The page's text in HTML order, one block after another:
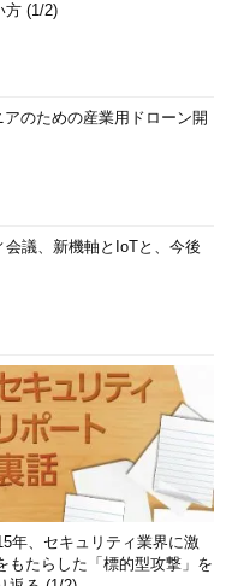
方 (1/2)
のための産業用ドローン開
会議、新機軸とIoTと、今後
年、セキュリティ業界に激
もたらした「標的型攻撃」を